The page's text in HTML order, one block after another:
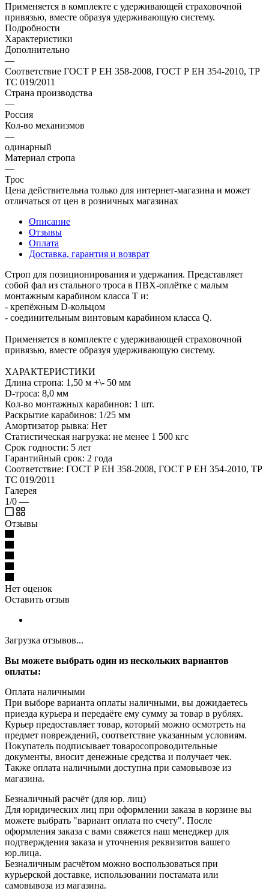
Применяется в комплекте с удерживающей страховочной
привязью, вместе образуя удерживающую систему.
Подробности
Характеристики
Дополнительно
—
Соответствие ГОСТ Р ЕН 358-2008, ГОСТ Р ЕН 354-2010, ТР
ТС 019/2011
Страна производства
—
Россия
Кол-во механизмов
—
одинарный
Материал стропа
—
Трос
Цена действительна только для интернет-магазина и может
отличаться от цен в розничных магазинах
Описание
Отзывы
Оплата
Доставка, гарантия и возврат
Строп для позиционирования и удержания. Представляет
собой фал из стального троса в ПВХ-оплётке с малым
монтажным карабином класса Т и:
- крепёжным D-кольцом
- соединительным винтовым карабином класса Q.
Применяется в комплекте с удерживающей страховочной
привязью, вместе образуя удерживающую систему.
ХАРАКТЕРИСТИКИ
Длина стропа: 1,50 м +\- 50 мм
D-троса: 8,0 мм
Кол-во монтажных карабинов: 1 шт.
Раскрытие карабинов: 1/25 мм
Амортизатор рывка: Нет
Статистическая нагрузка: не менее 1 500 кгс
Срок годности: 5 лет
Гарантийный срок: 2 года
Соответствие: ГОСТ Р ЕН 358-2008, ГОСТ Р ЕН 354-2010, ТР
ТС 019/2011
Галерея
1/0 —
Отзывы
Нет оценок
Оставить отзыв
Загрузка отзывов...
Вы можете выбрать один из нескольких вариантов
оплаты:
Оплата наличными
При выборе варианта оплаты наличными, вы дожидаетесь
приезда курьера и передаёте ему сумму за товар в рублях.
Курьер предоставляет товар, который можно осмотреть на
предмет повреждений, соответствие указанным условиям.
Покупатель подписывает товаросопроводительные
документы, вносит денежные средства и получает чек.
Также оплата наличными доступна при самовывозе из
магазина.
Безналичный расчёт (для юр. лиц)
Для юридических лиц при оформлении заказа в корзине вы
можете выбрать "вариант оплата по счету". После
оформления заказа с вами свяжется наш менеджер для
подтверждения заказа и уточнения реквизитов вашего
юр.лица.
Безналичным расчётом можно воспользоваться при
курьерской доставке, использовании постамата или
самовывоза из магазина.